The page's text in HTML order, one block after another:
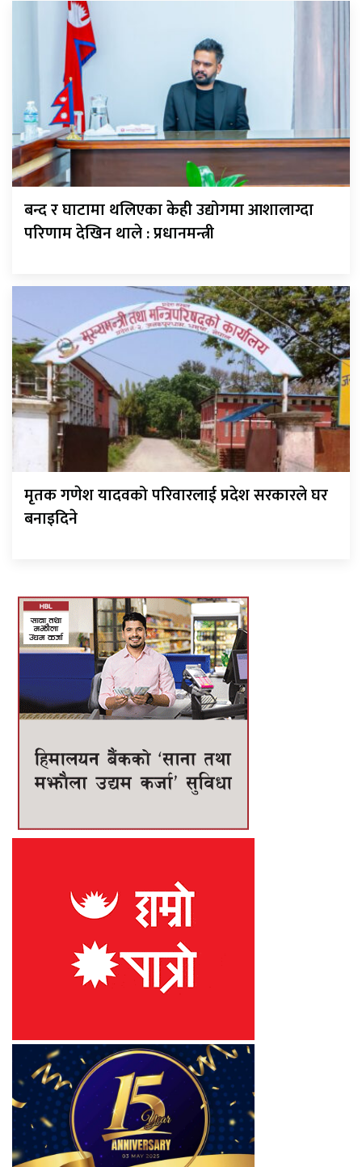
बन्द र घाटामा थलिएका केही उद्योगमा आशालाग्दा
परिणाम देखिन थाले : प्रधानमन्त्री
मृतक गणेश यादवको परिवारलाई प्रदेश सरकारले घर
बनाइदिने